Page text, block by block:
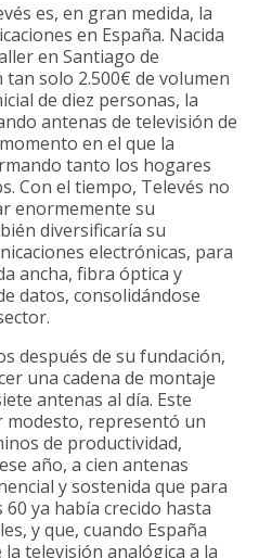
es, en gran medida, la
en España. Nacida
en Santiago de
tan solo 2.500€ de volumen
de diez personas, la
antenas de televisión de
en el que la
tanto los hogares
Con el tiempo, Televés no
enormemente su
diversificaría su
electrónicas, para
ancha, fibra óptica y
datos, consolidándose
después de su fundación,
una cadena de montaje
antenas al día. Este
modesto, representó un
de productividad,
año, a cien antenas
y sostenida que para
60 ya había crecido hasta
y que, cuando España
televisión analógica a la